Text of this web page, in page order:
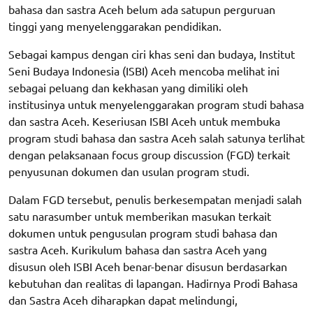
bahasa dan sastra Aceh belum ada satupun perguruan
tinggi yang menyelenggarakan pendidikan.
Sebagai kampus dengan ciri khas seni dan budaya, Institut
Seni Budaya Indonesia (ISBI) Aceh mencoba melihat ini
sebagai peluang dan kekhasan yang dimiliki oleh
institusinya untuk menyelenggarakan program studi bahasa
dan sastra Aceh. Keseriusan ISBI Aceh untuk membuka
program studi bahasa dan sastra Aceh salah satunya terlihat
dengan pelaksanaan focus group discussion (FGD) terkait
penyusunan dokumen dan usulan program studi.
Dalam FGD tersebut, penulis berkesempatan menjadi salah
satu narasumber untuk memberikan masukan terkait
dokumen untuk pengusulan program studi bahasa dan
sastra Aceh. Kurikulum bahasa dan sastra Aceh yang
disusun oleh ISBI Aceh benar-benar disusun berdasarkan
kebutuhan dan realitas di lapangan. Hadirnya Prodi Bahasa
dan Sastra Aceh diharapkan dapat melindungi,